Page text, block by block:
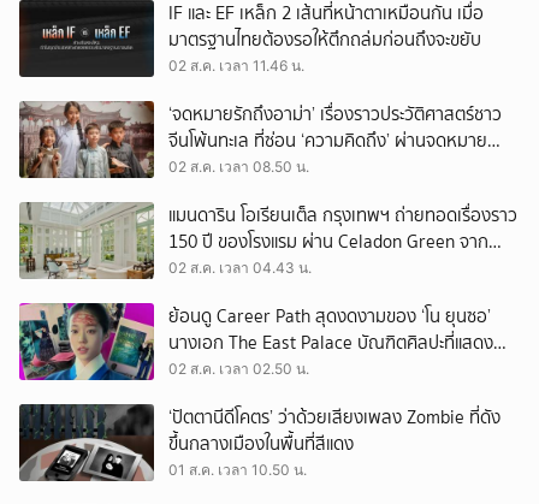
IF และ EF เหล็ก 2 เส้นที่หน้าตาเหมือนกัน เมื่อ
มาตรฐานไทยต้องรอให้ตึกถล่มก่อนถึงจะขยับ
02 ส.ค. เวลา 11.46 น.
‘จดหมายรักถึงอาม่า’ เรื่องราวประวัติศาสตร์ชาว
จีนโพ้นทะเล ที่ซ่อน ‘ความคิดถึง’ ผ่านจดหมาย
‘โพยก๊วน’
02 ส.ค. เวลา 08.50 น.
แมนดาริน โอเรียนเต็ล กรุงเทพฯ ถ่ายทอดเรื่องราว
150 ปี ของโรงแรม ผ่าน Celadon Green จาก
เครื่องศิลาดล
02 ส.ค. เวลา 04.43 น.
ย้อนดู Career Path สุดงดงามของ ‘โน ยุนซอ’
นางเอก The East Palace บัณฑิตศิลปะที่แสดง
เรื่องไหนก็ปัง
02 ส.ค. เวลา 02.50 น.
‘ปัตตานีดีโคตร’ ว่าด้วยเสียงเพลง Zombie ที่ดัง
ขึ้นกลางเมืองในพื้นที่สีแดง
01 ส.ค. เวลา 10.50 น.